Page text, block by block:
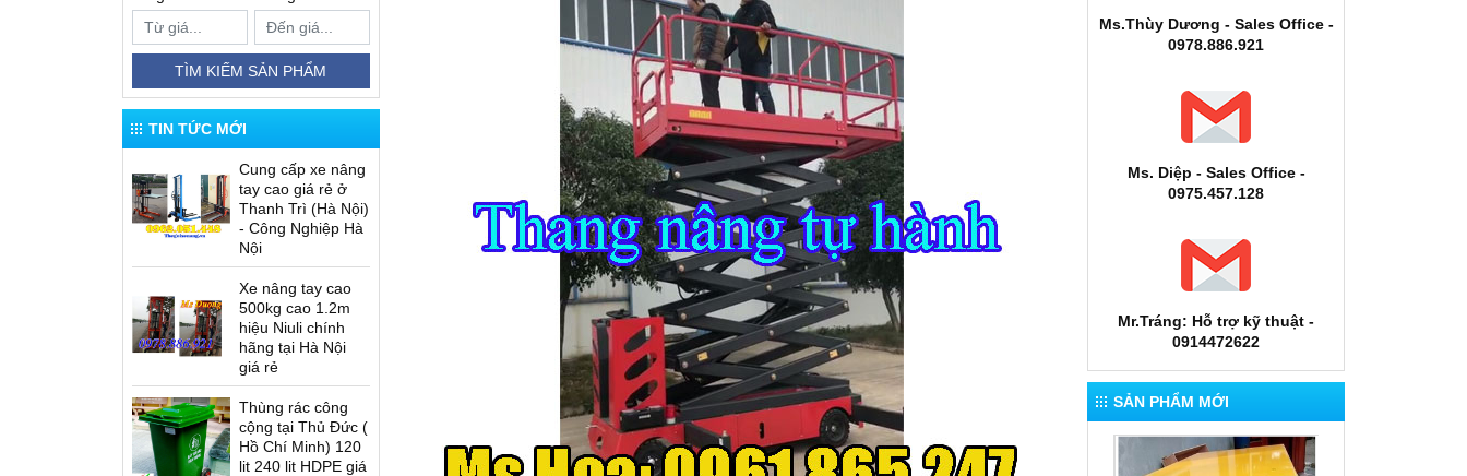
TÌM KIẾM SẢN PHẨM
TIN TỨC MỚI
Cung cấp xe nâng
tay cao giá rẻ ở
Thanh Trì (Hà Nội)
- Công Nghiệp Hà
Nội
Xe nâng tay cao
500kg cao 1.2m
hiệu Niuli chính
hãng tại Hà Nội
giá rẻ
Thùng rác công
cộng tại Thủ Đức (
Hồ Chí Minh) 120
lit 240 lit HDPE giá
Ms.Thùy Dương - Sales Office -
0978.886.921
Ms. Diệp - Sales Office -
0975.457.128
Mr.Tráng: Hỗ trợ kỹ thuật -
0914472622
SẢN PHẨM MỚI